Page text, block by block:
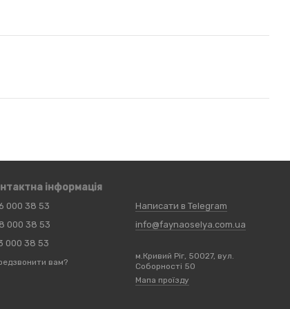
інформація
000 38 53
000 38 53
000 38 53
вам?
Написати в Telegram
info@faynaoselya.com.ua
м.Кривий Ріг, 50027, вул.
Соборності 50
Мапа проїзду